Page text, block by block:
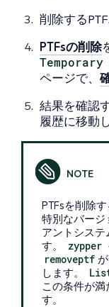
削除する
PTFsの削除
Temporary
ページで、
結果を確認
履歴に移動
PTFsを削除す
特別なバージ
アントシステ
す。
removeptf
します。
この条件が
す。